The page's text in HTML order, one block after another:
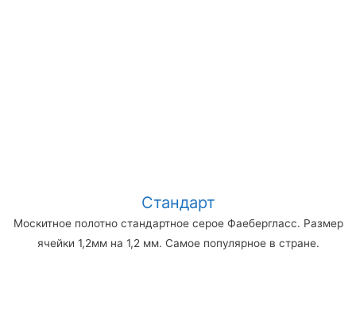
Стандарт
Москитное полотно стандартное серое Фаебергласс. Размер
ячейки 1,2мм на 1,2 мм. Самое популярное в стране.